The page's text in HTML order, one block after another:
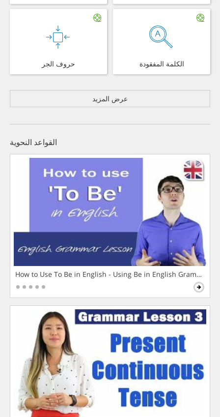
حروف الجر الكلمة المفقودة
عرض المزيد
القواعد النحوية
How to Use To Be in English - Using Be in English Grammar